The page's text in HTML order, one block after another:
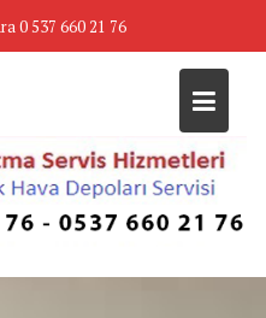
0 537 660 21 76